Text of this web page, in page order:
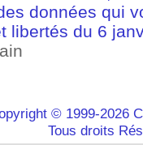
données qui
libertés du 6
© 1999-2026
Tous droits